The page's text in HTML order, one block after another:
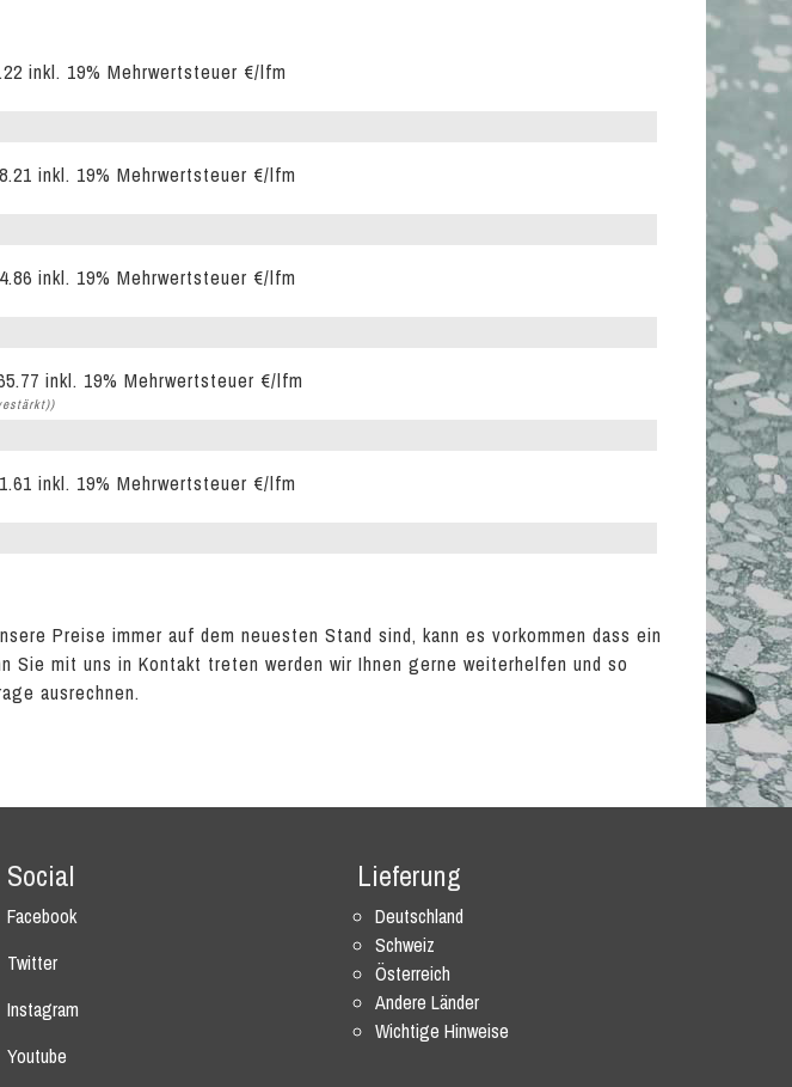
inkl. 19% Mehrwertsteuer €/lfm
inkl. 19% Mehrwertsteuer €/lfm
inkl. 19% Mehrwertsteuer €/lfm
inkl. 19% Mehrwertsteuer €/lfm
inkl. 19% Mehrwertsteuer €/lfm
Preise immer auf dem neuesten Stand sind, kann es vorkommen dass ein
Sie mit uns in Kontakt treten werden wir Ihnen gerne weiterhelfen und so
ausrechnen.
Social
Facebook
Twitter
Instagram
Youtube
Lieferung
Deutschland
Schweiz
Österreich
Andere Länder
Wichtige Hinweise